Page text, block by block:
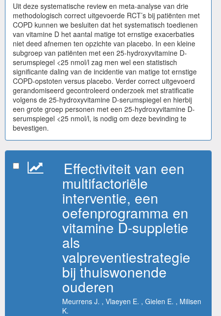
Uit deze systematische review en meta-analyse van drie
methodologisch correct uitgevoerde RCT’s bij patiënten met
COPD kunnen we besluiten dat het systematisch toedienen
van vitamine D het aantal matige tot ernstige exacerbaties
niet deed afnemen ten opzichte van placebo. In een kleine
subgroep van patiënten met een 25-hydroxyvitamine D-
serumspiegel <25 nmol/l zag men wel een statistisch
significante daling van de incidentie van matige tot ernstige
COPD-opstoten versus placebo. Verder correct uitgevoerd
gerandomiseerd gecontroleerd onderzoek met stratificatie
volgens de 25-hydroxyvitamine D-serumspiegel en hierbij
een grote groep personen met een 25-hydroxyvitamine D-
serumspiegel <25 nmol/l, is nodig om deze bevinding te
bevestigen.
Effectiviteit van een
multifactoriële
interventie, een
oefenprogramma en
vitamine D-suppletie
als
valpreventiestrategie
bij thuiswonende
ouderen
Meurrens J. , Vlaeyen E. , Gielen E. , Milisen
K.